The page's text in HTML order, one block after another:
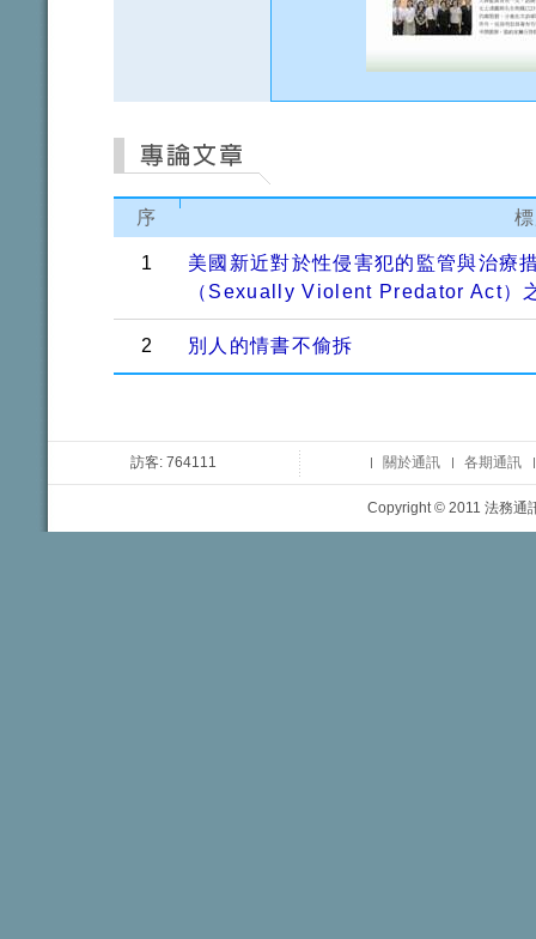
序
1
美國新近對於性侵害犯的監管與治療
（Sexually Violent Predator Act）
2 別人的情書不偷拆
訪客: 764111 關於通訊 各期通訊
Copyright © 2011 法務